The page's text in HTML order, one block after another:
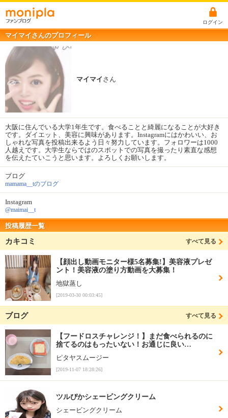
ログイン
マイマイさんのプロフィール
マイマイさん
大阪に住んでいる大学1年生です。食べることと綺麗になることが大好き
です。ダイエット、美容に興味があります。Instagramにはかわいい、お
しゃれな写真を投稿出来るよう日々努力しています。フォロワーは1000
人越えです。大学生ならではのスポットでの写真を撮ったり素直な感想
を伝えたていこうと思います。よろしくお願いします。
ブログ
mamama__tのブログ
Instagram
@maimai__t
投稿履歴一覧
カキコミ すべて見る
【顔出し動画モニター様5名募集!】美容液プレゼ
ント！美容液の塗り方動画を大募集！
地獄蒸し
[2019-03-30 00:03:45]
ブログ すべて見る
【フードロスチャレンジ！】まだ食べられるのに
捨てるのはもったいない！お通じに良い…
ピタヤスムージー
[2019-11-07 18:28:26]
ツルぴかシェービングクリーム
シェービングクリーム